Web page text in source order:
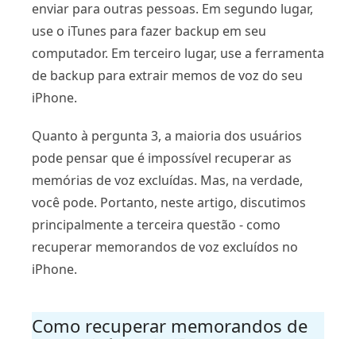
enviar para outras pessoas. Em segundo lugar,
use o iTunes para fazer backup em seu
computador. Em terceiro lugar, use a ferramenta
de backup para extrair memos de voz do seu
iPhone.
Quanto à pergunta 3, a maioria dos usuários
pode pensar que é impossível recuperar as
memórias de voz excluídas. Mas, na verdade,
você pode. Portanto, neste artigo, discutimos
principalmente a terceira questão - como
recuperar memorandos de voz excluídos no
iPhone.
Como recuperar memorandos de